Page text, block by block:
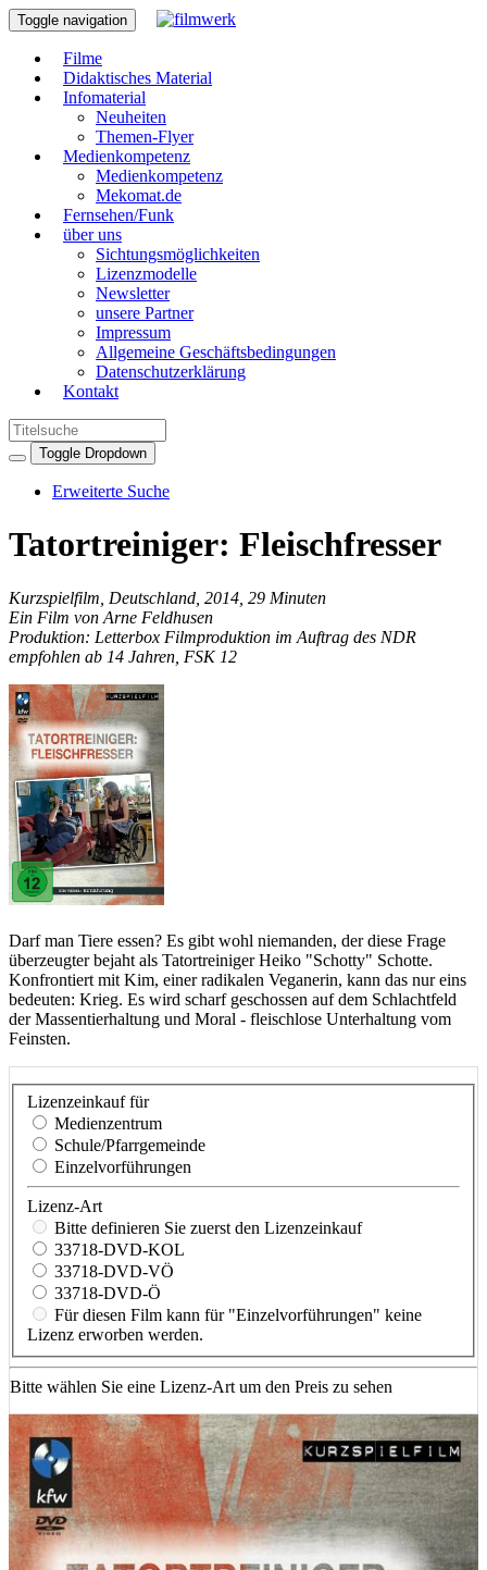
Toggle navigation
Filme
Didaktisches Material
Infomaterial
Neuheiten
Themen-Flyer
Medienkompetenz
Medienkompetenz
Mekomat.de
Fernsehen/Funk
über uns
Sichtungsmöglichkeiten
Lizenzmodelle
Newsletter
unsere Partner
Impressum
Allgemeine Geschäftsbedingungen
Datenschutzerklärung
Kontakt
Toggle Dropdown
Erweiterte Suche
Tatortreiniger: Fleischfresser
Kurzspielfilm, Deutschland, 2014, 29 Minuten
Ein Film von Arne Feldhusen
Produktion: Letterbox Filmproduktion im Auftrag des NDR
empfohlen ab 14 Jahren, FSK 12
Darf man Tiere essen? Es gibt wohl niemanden, der diese Frage
überzeugter bejaht als Tatortreiniger Heiko "Schotty" Schotte.
Konfrontiert mit Kim, einer radikalen Veganerin, kann das nur eins
bedeuten: Krieg. Es wird scharf geschossen auf dem Schlachtfeld
der Massentierhaltung und Moral - fleischlose Unterhaltung vom
Feinsten.
Lizenzeinkauf für
Medienzentrum
Schule/Pfarrgemeinde
Einzelvorführungen
Lizenz-Art
Bitte definieren Sie zuerst den Lizenzeinkauf
33718-DVD-KOL
33718-DVD-VÖ
33718-DVD-Ö
Lizenz erworben werden.
Bitte wählen Sie eine Lizenz-Art um den Preis zu sehen